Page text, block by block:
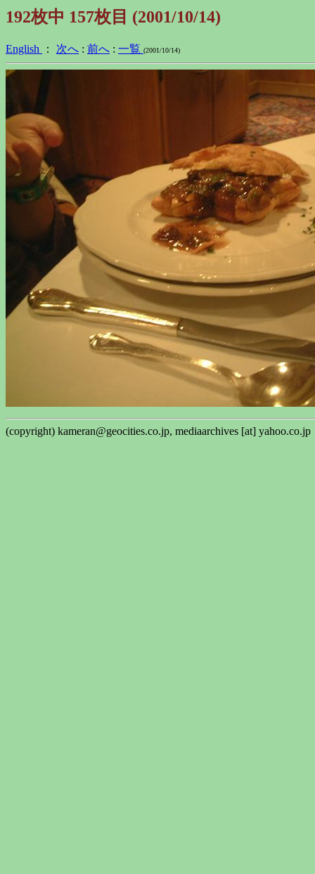
192枚中 157枚目 (2001/10/14)
English ： 次へ : 前へ : 一覧 (2001/10/14)
(copyright) kameran@geocities.co.jp, mediaarchives [at] yahoo.co.jp